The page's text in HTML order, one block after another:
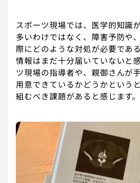
スポーツ現場では、医学的知識
多いわけではなく、障害予防や
際にどのような対処が必要であ
情報はまだ十分届いていないと
ツ現場の指導者や、親御さんが
用意できているかどうかという
組むべき課題があると感じます。